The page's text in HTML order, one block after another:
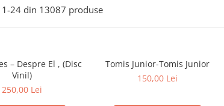
1-24 din 13087 produse
– Despre El , (Disc
Vinil)
250,00 Lei
Tomis Junior-Tomis Junior
150,00 Lei